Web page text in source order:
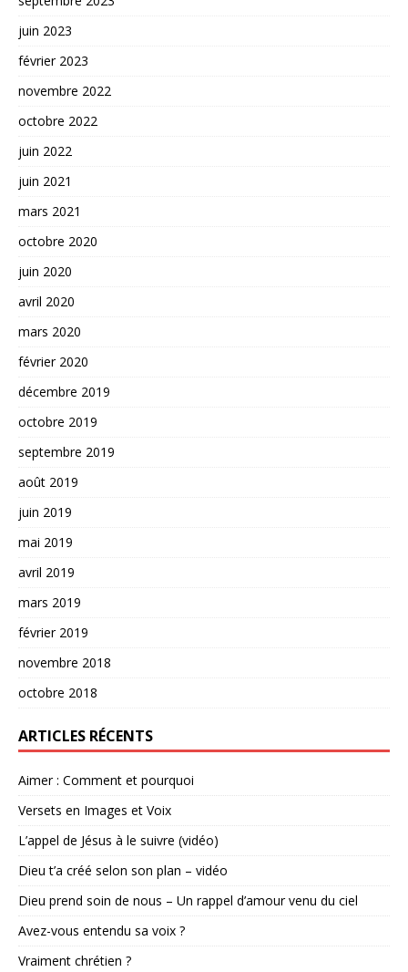
juin 2023
février 2023
novembre 2022
octobre 2022
juin 2022
juin 2021
mars 2021
octobre 2020
juin 2020
avril 2020
mars 2020
février 2020
décembre 2019
octobre 2019
septembre 2019
août 2019
juin 2019
mai 2019
avril 2019
mars 2019
février 2019
novembre 2018
octobre 2018
ARTICLES RÉCENTS
Aimer : Comment et pourquoi
Versets en Images et Voix
L’appel de Jésus à le suivre (vidéo)
Dieu t’a créé selon son plan – vidéo
Dieu prend soin de nous – Un rappel d’amour venu du ciel
Avez-vous entendu sa voix ?
Vraiment chrétien ?